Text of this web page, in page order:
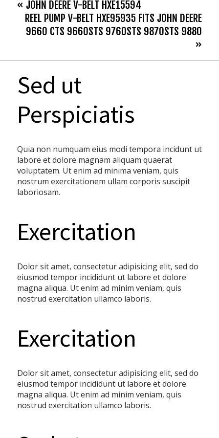
« JOHN DEERE V-BELT HXE15594
REEL PUMP V-BELT HXE95935 FITS JOHN DEERE
9660 CTS 9660STS 9760STS 9870STS 9880
»
Sed ut
Perspiciatis
Quia non numquam eius modi tempora incidunt ut
labore et dolore magnam aliquam quaerat
voluptatem. Ut enim ad minima veniam, quis
nostrum exercitationem ullam corporis suscipit
laboriosam.
Exercitation
Dolor sit amet, consectetur adipisicing elit, sed do
eiusmod tempor incididunt ut labore et dolore
magna aliqua. Ut enim ad minim veniam, quis
nostrud exercitation ullamco laboris.
Exercitation
Dolor sit amet, consectetur adipisicing elit, sed do
eiusmod tempor incididunt ut labore et dolore
magna aliqua. Ut enim ad minim veniam, quis
nostrud exercitation ullamco laboris.